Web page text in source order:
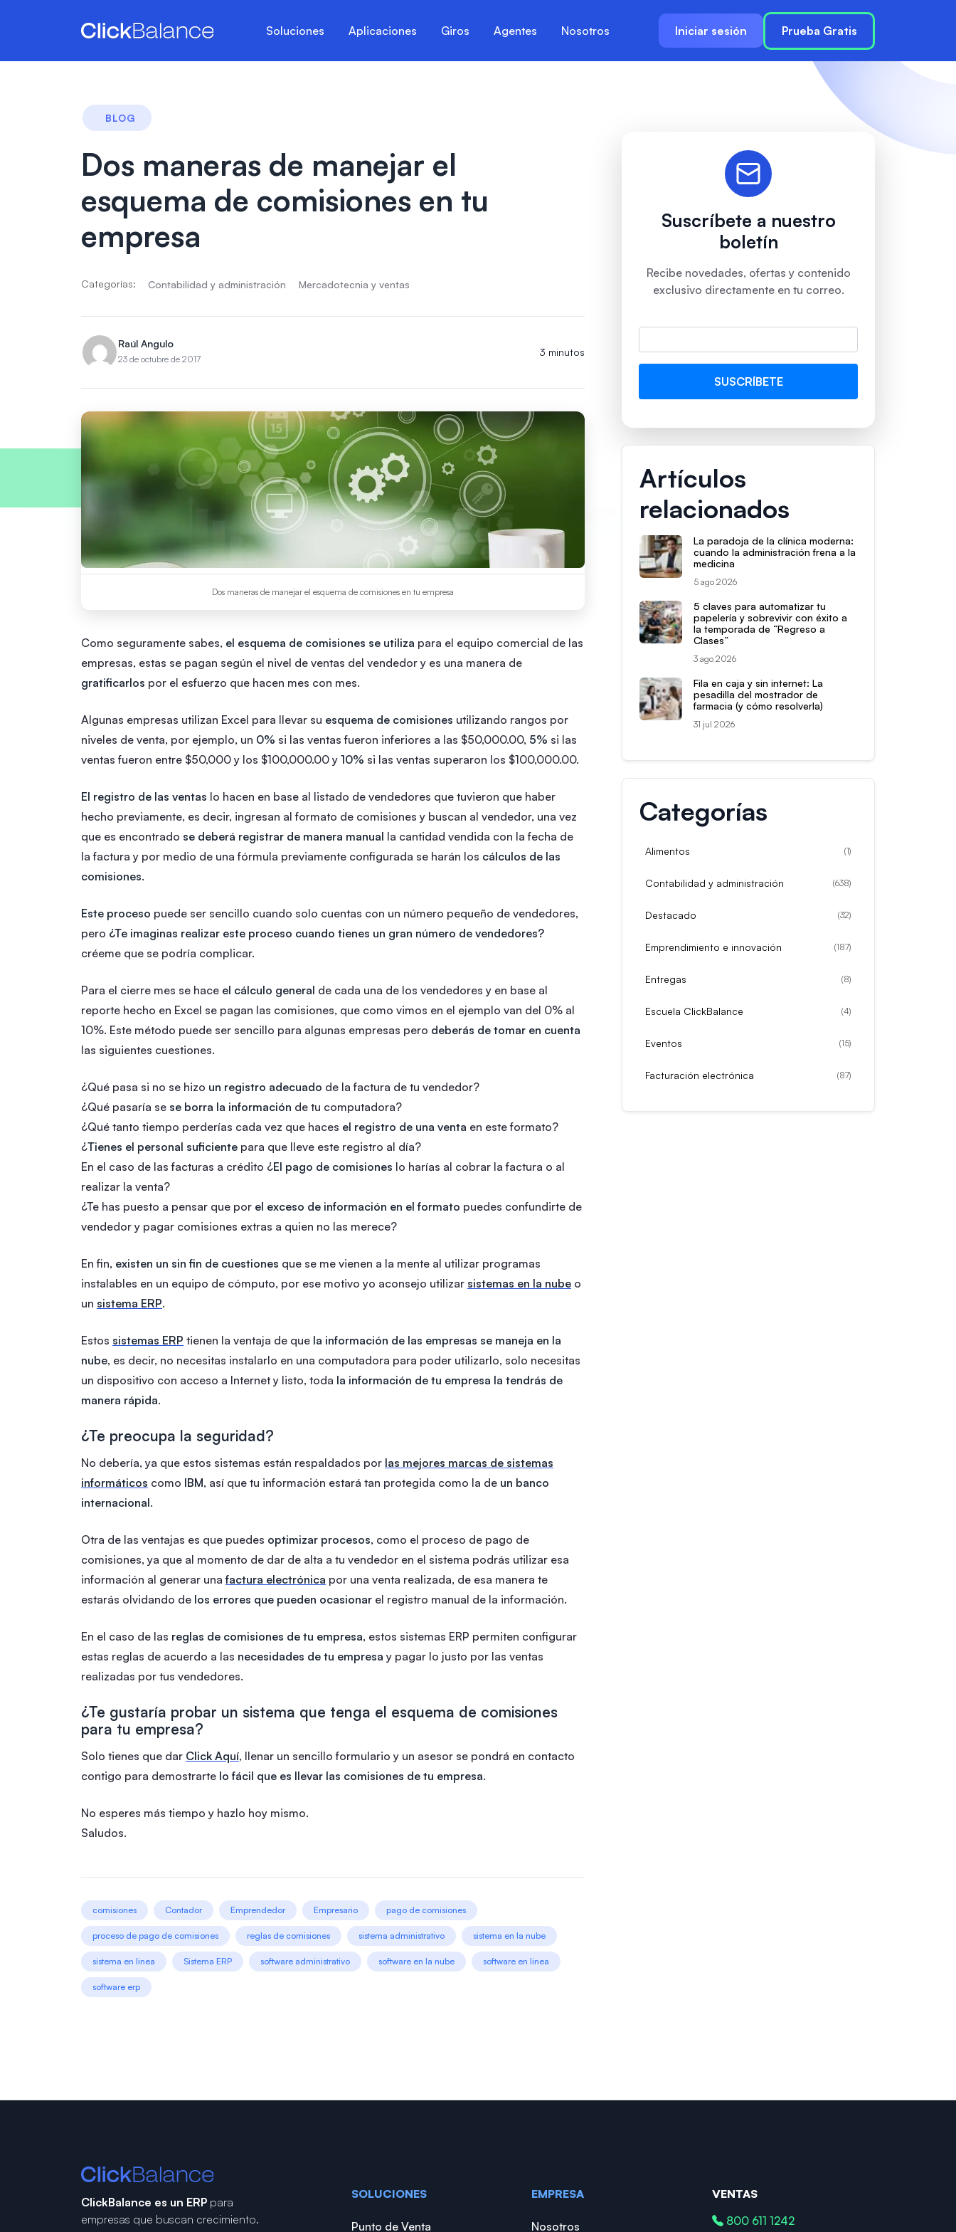
Soluciones Aplicaciones Giros Agentes Nosotros Iniciar sesión Prueba Gratis
BLOG
Dos maneras de manejar el
esquema de comisiones en tu
empresa
Categorías: Contabilidad y administración Mercadotecnia y ventas
Raúl Angulo
23 de octubre de 2017
3 minutos
Dos maneras de manejar el esquema de comisiones en tu empresa
Como seguramente sabes, el esquema de comisiones se utiliza para el equipo comercial de las
empresas, estas se pagan según el nivel de ventas del vendedor y es una manera de
gratificarlos por el esfuerzo que hacen mes con mes.
Algunas empresas utilizan Excel para llevar su esquema de comisiones utilizando rangos por
niveles de venta, por ejemplo, un 0% si las ventas fueron inferiores a las $50,000.00, 5% si las
ventas fueron entre $50,000 y los $100,000.00 y 10% si las ventas superaron los $100,000.00.
El registro de las ventas lo hacen en base al listado de vendedores que tuvieron que haber
hecho previamente, es decir, ingresan al formato de comisiones y buscan al vendedor, una vez
que es encontrado se deberá registrar de manera manual la cantidad vendida con la fecha de
la factura y por medio de una fórmula previamente configurada se harán los cálculos de las
comisiones.
Este proceso puede ser sencillo cuando solo cuentas con un número pequeño de vendedores,
pero ¿Te imaginas realizar este proceso cuando tienes un gran número de vendedores?
créeme que se podría complicar.
Para el cierre mes se hace el cálculo general de cada una de los vendedores y en base al
reporte hecho en Excel se pagan las comisiones, que como vimos en el ejemplo van del 0% al
10%. Este método puede ser sencillo para algunas empresas pero deberás de tomar en cuenta
las siguientes cuestiones.
¿Qué pasa si no se hizo un registro adecuado de la factura de tu vendedor?
¿Qué pasaría se se borra la información de tu computadora?
¿Qué tanto tiempo perderías cada vez que haces el registro de una venta en este formato?
¿Tienes el personal suficiente para que lleve este registro al día?
En el caso de las facturas a crédito ¿El pago de comisiones lo harías al cobrar la factura o al
realizar la venta?
¿Te has puesto a pensar que por el exceso de información en el formato puedes confundirte de
vendedor y pagar comisiones extras a quien no las merece?
En fin, existen un sin fin de cuestiones que se me vienen a la mente al utilizar programas
instalables en un equipo de cómputo, por ese motivo yo aconsejo utilizar sistemas en la nube o
un sistema ERP.
Estos sistemas ERP tienen la ventaja de que la información de las empresas se maneja en la
nube, es decir, no necesitas instalarlo en una computadora para poder utilizarlo, solo necesitas
un dispositivo con acceso a Internet y listo, toda la información de tu empresa la tendrás de
manera rápida.
¿Te preocupa la seguridad?
No debería, ya que estos sistemas están respaldados por las mejores marcas de sistemas
informáticos como IBM, así que tu información estará tan protegida como la de un banco
internacional.
Otra de las ventajas es que puedes optimizar procesos, como el proceso de pago de
comisiones, ya que al momento de dar de alta a tu vendedor en el sistema podrás utilizar esa
información al generar unafactura electrónica por una venta realizada, de esa manera te
estarás olvidando de los errores que pueden ocasionar el registro manual de la información.
En el caso de las reglas de comisiones de tu empresa, estos sistemas ERP permiten configurar
estas reglas de acuerdo a las necesidades de tu empresa y pagar lo justo por las ventas
realizadas por tus vendedores.
¿Te gustaría probar un sistema que tenga el esquema de comisiones
para tu empresa?
Solo tienes que dar Click Aquí, llenar un sencillo formulario y un asesor se pondrá en contacto
contigo para demostrarte lo fácil que es llevar las comisiones de tu empresa.
No esperes más tiempo y hazlo hoy mismo.
Saludos.
comisiones Contador Emprendedor Empresario pago de comisiones
proceso de pago de comisiones reglas de comisiones sistema administrativo sistema en la nube
sistema en linea Sistema ERP software administrativo software en la nube software en linea
software erp
Suscríbete a nuestro
boletín
Recibe novedades, ofertas y contenido
exclusivo directamente en tu correo.
Artículos
relacionados
La paradoja de la clínica moderna:
cuando la administración frena a la
medicina
5 ago 2026
5 claves para automatizar tu
papelería y sobrevivir con éxito a
la temporada de “Regreso a
Clases”
3 ago 2026
Fila en caja y sin internet: La
pesadilla del mostrador de
farmacia (y cómo resolverla)
31 jul 2026
Categorías
Alimentos (1)
Contabilidad y administración (638)
Destacado (32)
Emprendimiento e innovación (187)
Entregas (8)
Escuela ClickBalance (4)
Eventos (15)
Facturación electrónica (87)
ClickBalance es un ERP para
empresas que buscan crecimiento.
SOLUCIONES
Punto de Venta
EMPRESA
Nosotros
VENTAS
800 611 1242